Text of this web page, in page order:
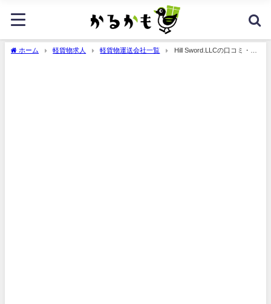
ホーム 軽貨物求人 軽貨物運送会社一覧
Hill Sword.LLCの口コミ・評